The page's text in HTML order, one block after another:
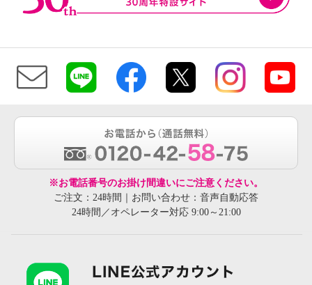
※お電話番号のお掛け間違いにご注意ください。
ご注文：24時間｜お問い合わせ：音声自動応答
24時間／オペレーター対応 9:00～21:00